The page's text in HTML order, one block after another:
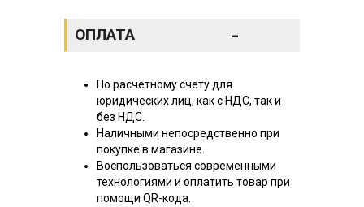
ОПЛАТА -
По расчетному счету для
юридических лиц, как с НДС, так и
без НДС.
Наличными непосредственно при
покупке в магазине.
Воспользоваться современными
технологиями и оплатить товар при
помощи QR-кода.